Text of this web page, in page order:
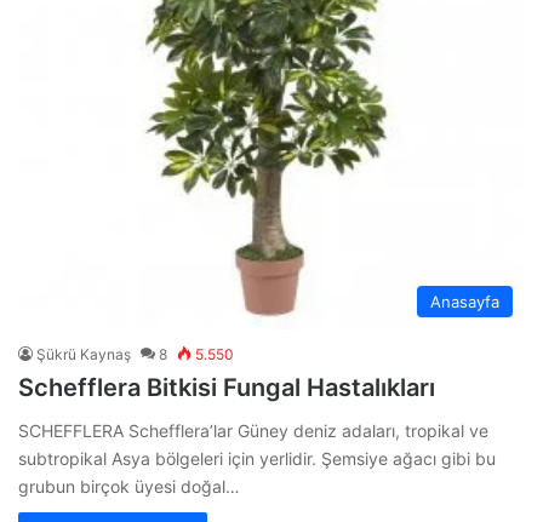
Anasayfa
Şükrü Kaynaş 8 5.550
Schefflera Bitkisi Fungal Hastalıkları
SCHEFFLERA Schefflera’lar Güney deniz adaları, tropikal ve
subtropikal Asya bölgeleri için yerlidir. Şemsiye ağacı gibi bu
grubun birçok üyesi doğal…